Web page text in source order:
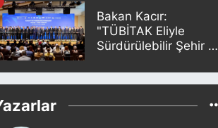
oluşturuluyor
Bakan Kacır:
"TÜBİTAK Eliyle
Sürdürülebilir Şehir ve
Kurulacak"